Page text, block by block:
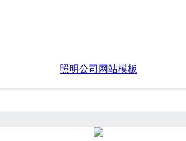
照明公司网站模板